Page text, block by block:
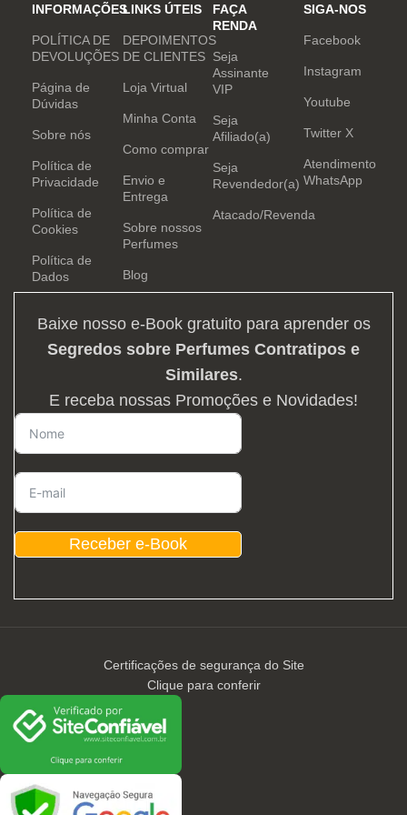
INFORMAÇÕES
POLÍTICA DE
DEVOLUÇÕES
Página de
Dúvidas
Sobre nós
Política de
Privacidade
Política de
Cookies
Política de
Dados
LINKS ÚTEIS
DEPOIMENTOS
DE CLIENTES
Loja Virtual
Minha Conta
Como comprar
Envio e
Entrega
Sobre nossos
Perfumes
Blog
FAÇA
RENDA
Seja
Assinante
VIP
Seja
Afiliado(a)
Seja
Revendedor(a)
Atacado/Revenda
SIGA-NOS
Facebook
Instagram
Youtube
Twitter X
Atendimento
WhatsApp
Baixe nosso e-Book gratuito para aprender os
Segredos sobre Perfumes Contratipos e
Similares.
E receba nossas Promoções e Novidades!
Receber e-Book
Certificações de segurança do Site
Clique para conferir